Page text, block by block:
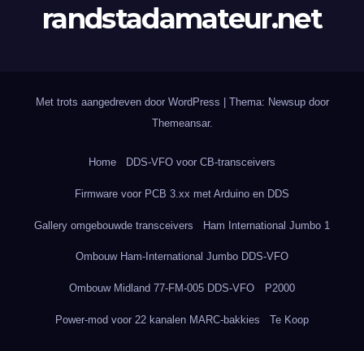
randstadamateur.net
Met trots aangedreven door WordPress | Thema: Newsup door
Themeansar.
Home DDS-VFO voor CB-transceivers
Firmware voor PCB 3.xx met Arduino en DDS
Gallery omgebouwde transceivers Ham International Jumbo 1
Ombouw Ham-International Jumbo DDS-VFO
Ombouw Midland 77-FM-005 DDS-VFO P2000
Power-mod voor 22 kanalen MARC-bakkies Te Koop